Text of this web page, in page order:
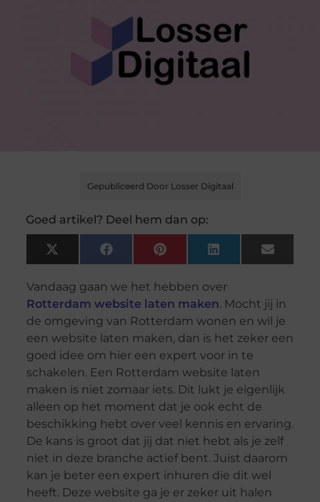
Gepubliceerd Door Losser Digitaal
Goed artikel? Deel hem dan op:
X
(Twitter)
FacebookPinterest LinkedIn Email
Vandaag gaan we het hebben over
Rotterdam website laten maken. Mocht jij in
de omgeving van Rotterdam wonen en wil je
een website laten maken, dan is het zeker een
goed idee om hier een expert voor in te
schakelen. Een Rotterdam website laten
maken is niet zomaar iets. Dit lukt je eigenlijk
alleen op het moment dat je ook echt de
beschikking hebt over veel kennis en ervaring.
De kans is groot dat jij dat niet hebt als je zelf
niet in deze branche actief bent. Juist daarom
kan je beter een expert inhuren die dit wel
heeft. Deze website ga je er zeker uit halen